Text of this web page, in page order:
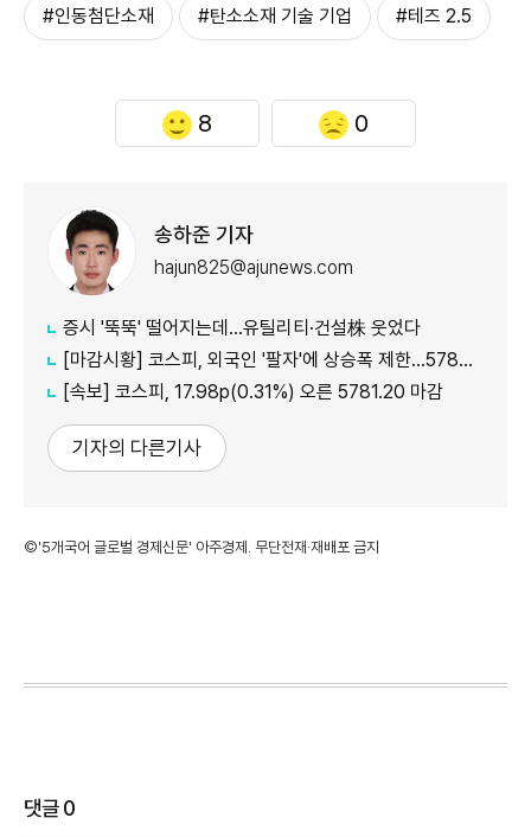
#인동첨단소재 #탄소소재 기술 기업 #테즈 2.5
8 0
송하준 기자
hajun825@ajunews.com
증시 '뚝뚝' 떨어지는데…유틸리티·건설株 웃었다
[마감시황] 코스피, 외국인 '팔자'에 상승폭 제한…5780선 마감
[속보] 코스피, 17.98p(0.31%) 오른 5781.20 마감
기자의 다른기사
©'5개국어 글로벌 경제신문' 아주경제. 무단전재·재배포 금지
댓글0